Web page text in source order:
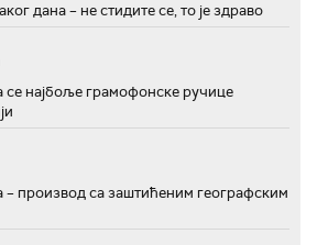
дана – не стидите се, то је здраво
се најбоље грамофонске ручице
производ са заштићеним географским